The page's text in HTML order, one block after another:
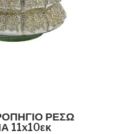
ΡΕΣΩ
11x10εκ